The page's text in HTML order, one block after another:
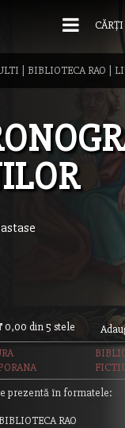
BIBLIOTECA RAO
0,00 din 5 stele
prezentă în formatele:
RAO